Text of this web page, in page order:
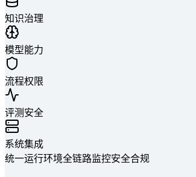
知识治理
模型能力
流程权限
评测安全
系统集成
统一运行环境全链路监控安全合规